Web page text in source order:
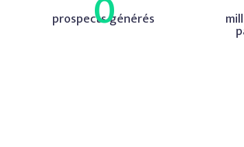
prospects générés